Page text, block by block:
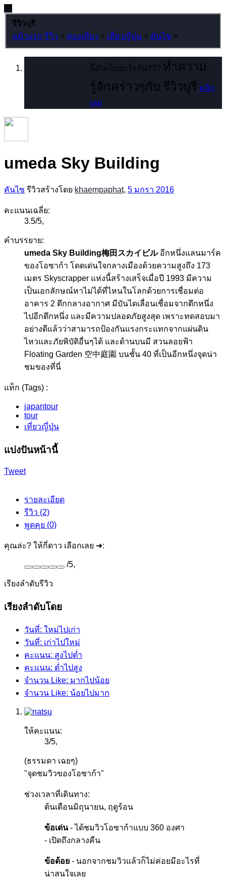
รีวิวบุรี
หน้าแรก รีวิว > ท่องเที่ยว > เที่ยวญี่ปุ่น > คันไซ >
นี่มันเว็บอะไรกัน??? ทำความ
รู้จักคร่าวๆกับ รีวิวบุรี คลิก
เลย
umeda Sky Building
คันไซ รีวิวสร้างโดย khaempaphat, 5 มกรา 2016
คะแนนเฉลี่ย:
3.5/5,
คำบรรยาย:
umeda Sky Building梅田スカイビルอีกหนึ่งแลนมาร์ค
ของโอซาก้า โดดเด่นใจกลางเมืองด้วยความสูงถึง 173
เมตร Skyscrapper แห่งนี้สร้างเสร็จเมื่อปี 1993 มีความ
เป็นเอกลักษณ์หาไม่ได้ที่ไหนในโลกด้วยการเชื่อมต่อ
อาคาร 2 ตึกกลางอากาศ มีบันไดเลื่อนเชื่อมจากตึกหนึ่ง
ไปอีกตึกหนึ่ง และมีความปลอดภัยสูงสุด เพราะทดสอบมา
อย่างดีแล้วว่าสามารถป้องกันแรงกระแทกจากแผ่นดิน
ไหวและภัยพิบัติอื่นๆได้ และด้านบนมี สวนลอยฟ้า
Floating Garden 空中庭園 บนชั้น 40 ที่เป็นอีกหนึ่งจุดน่า
ชมของที่นี่
แท็ก (Tags) :
japantour
tour
เที่ยวญี่ปุ่น
แบ่งปันหน้านี้
Tweet
รายละเอียด
รีวิว (2)
พูดคุย (0)
คุณล่ะ? ให้กี่ดาว เลือกเลย ➜:
/5,
เรียงลำดับรีวิว
เรียงลำดับโดย
วันที่: ใหม่ไปเก่า
วันที่: เก่าไปใหม่
คะแนน: สูงไปต่ำ
คะแนน: ต่ำไปสูง
จำนวน Like: มากไปน้อย
จำนวน Like: น้อยไปมาก
ให้คะแนน:
3/5,
(ธรรมดา เฉยๆ)
"จุดชมวิวของโอซาก้า"
ช่วงเวลาที่เดินทาง:
ต้นเดือนมิถุนายน, ฤดูร้อน
ข้อเด่น- ได้ชมวิวโอซาก้าแบบ 360 องศา
- เปิดถึงกลางคืน
ข้อด้อย - นอกจากชมวิวแล้วก็ไม่ค่อยมีอะไรที่
น่าสนใจเลย